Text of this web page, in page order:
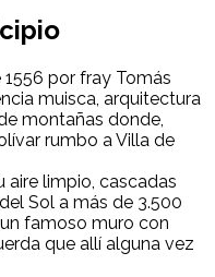
por fray Tomás
muisca, arquitectura
montañas donde,
rumbo a Villa de
aire limpio, cascadas
Sol a más de 3.500
famoso muro con
que allí alguna vez